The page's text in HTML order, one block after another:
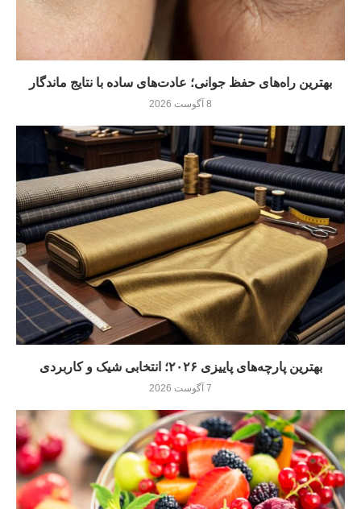
بهترین راه‌های حفظ جوانی؛ عادت‌های ساده با نتایج ماندگار
8 آگوست 2026
بهترین پارچه‌های پاییزی ۲۰۲۶؛ انتخابی شیک و کاربردی
7 آگوست 2026